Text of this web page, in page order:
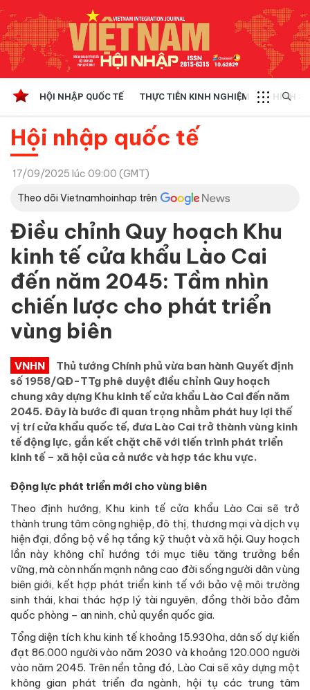
HỘI NHẬP QUỐC TẾ THỰC TIỄN KINH NGHIỆM CHÍNH
Hội nhập quốc tế
17/09/2025 lúc 09:00 (GMT)
Theo dõi Vietnamhoinhap trên
Điều chỉnh Quy hoạch Khu
kinh tế cửa khẩu Lào Cai
đến năm 2045: Tầm nhìn
chiến lược cho phát triển
vùng biên
VNHN
Thủ tướng Chính phủ vừa ban hành Quyết định
số 1958/QĐ-TTg phê duyệt điều chỉnh Quy hoạch
chung xây dựng Khu kinh tế cửa khẩu Lào Cai đến năm
2045. Đây là bước đi quan trọng nhằm phát huy lợi thế
vị trí cửa khẩu quốc tế, đưa Lào Cai trở thành vùng kinh
tế động lực, gắn kết chặt chẽ với tiến trình phát triển
kinh tế – xã hội của cả nước và hợp tác khu vực.
Động lực phát triển mới cho vùng biên
Theo định hướng, Khu kinh tế cửa khẩu Lào Cai sẽ trở
thành trung tâm công nghiệp, đô thị, thương mại và dịch vụ
hiện đại, đồng bộ về hạ tầng kỹ thuật và xã hội. Quy hoạch
lần này không chỉ hướng tới mục tiêu tăng trưởng bền
vững, mà còn nhấn mạnh nâng cao đời sống người dân vùng
biên giới, kết hợp phát triển kinh tế với bảo vệ môi trường
sinh thái, khai thác hợp lý tài nguyên, đồng thời bảo đảm
quốc phòng – an ninh, chủ quyền quốc gia.
Tổng diện tích khu kinh tế khoảng 15.930ha, dân số dự kiến
đạt 86.000 người vào năm 2030 và khoảng 120.000 người
vào năm 2045. Trên nền tảng đó, Lào Cai sẽ xây dựng một
không gian phát triển đa ngành, hội tụ các trung tâm